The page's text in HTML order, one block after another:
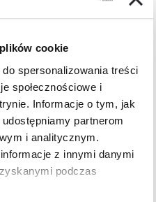
cookie
spersonalizowania treści
społecznościowe i
Informacje o tym, jak
partnerom
i analitycznym.
z innymi danymi
podczas